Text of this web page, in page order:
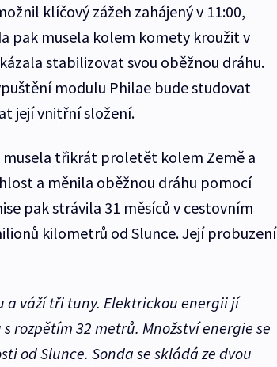
klíčový zážeh zahájený v 11:00,
pak musela kolem komety kroužit v
stabilizovat svou oběžnou dráhu.
modulu Philae bude studovat
její vnitřní složení.
třikrát proletět kolem Země a
a měnila oběžnou dráhu pomocí
pak strávila 31 měsíců v cestovním
kilometrů od Slunce. Její probuzení
a váží tři tuny. Elektrickou energii jí
rozpětím 32 metrů. Množství energie se
od Slunce. Sonda se skládá ze dvou